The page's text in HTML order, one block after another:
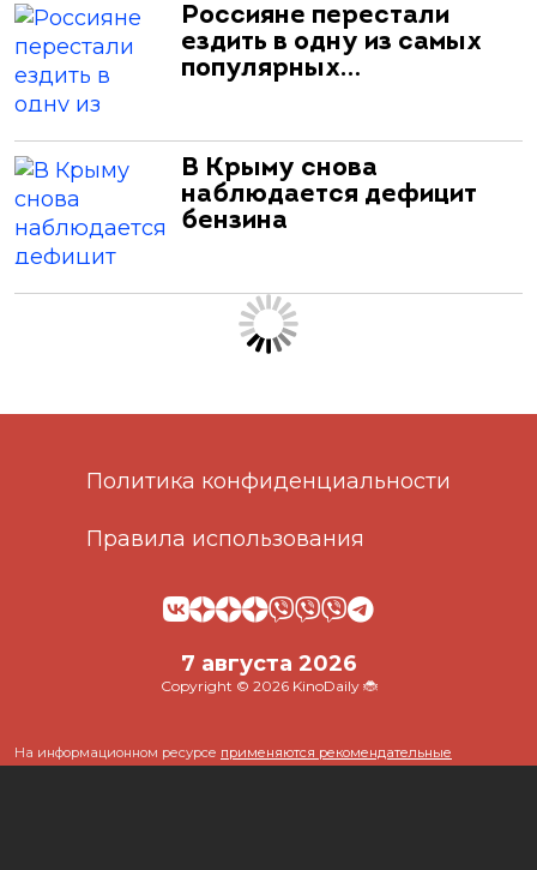
Россияне перестали
ездить в одну из самых
популярных…
В Крыму снова
наблюдается дефицит
бензина
Политика конфиденциальности
Правила использования
7 августа 2026
Copyright © 2026 KinoDaily 🐞
На информационном ресурсе применяются рекомендательные